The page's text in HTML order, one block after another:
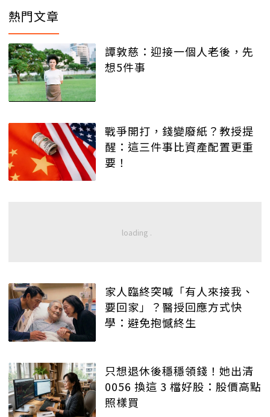
熱門文章
譚敦慈：迎接一個人老後，先
想5件事
戰爭開打，錢變廢紙？教授提
醒：這三件事比資產配置更重
要！
家人臨終突喊「有人來接我、
要回家」？醫授回應方式快
學：避免抱憾終生
只想退休後穩穩領錢！她出清
0056 換這 3 檔好股：股價高點
照樣買